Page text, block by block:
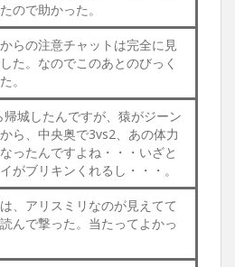
ので助かった。
らの注意チャットは完全に見
た。なのでこのあとのびっく
。
帰城したんですが、猿がジーン
ら、中央奥で3vs2、あの体力
ったんですよね・・・いざと
がブリキンくれるし・・・。
、アリスミリなのが見えてて
んで撃った。当たってよかっ